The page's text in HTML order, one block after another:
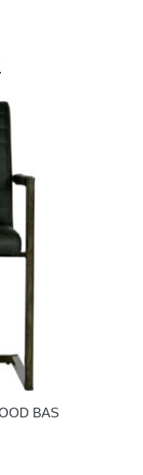
BAS